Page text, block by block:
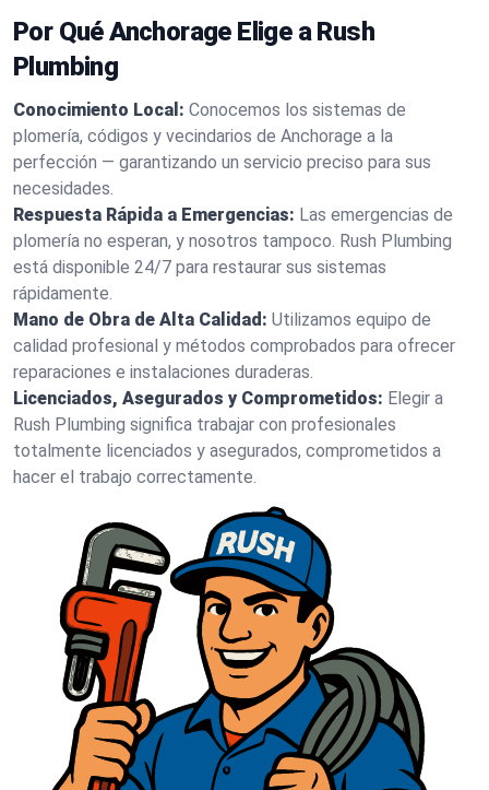
Por Qué Anchorage Elige a Rush
Plumbing
Conocimiento Local: Conocemos los sistemas de
plomería, códigos y vecindarios de Anchorage a la
perfección — garantizando un servicio preciso para sus
necesidades.
Respuesta Rápida a Emergencias: Las emergencias de
plomería no esperan, y nosotros tampoco. Rush Plumbing
está disponible 24/7 para restaurar sus sistemas
rápidamente.
Mano de Obra de Alta Calidad: Utilizamos equipo de
calidad profesional y métodos comprobados para ofrecer
reparaciones e instalaciones duraderas.
Licenciados, Asegurados y Comprometidos: Elegir a
Rush Plumbing significa trabajar con profesionales
totalmente licenciados y asegurados, comprometidos a
hacer el trabajo correctamente.